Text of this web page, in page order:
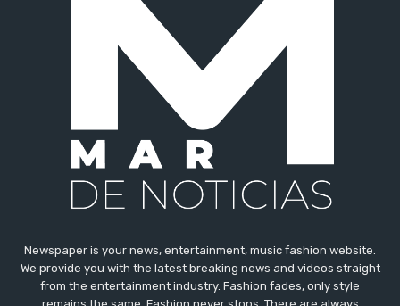
Newspaper is your news, entertainment, music fashion website.
We provide you with the latest breaking news and videos straight
from the entertainment industry. Fashion fades, only style